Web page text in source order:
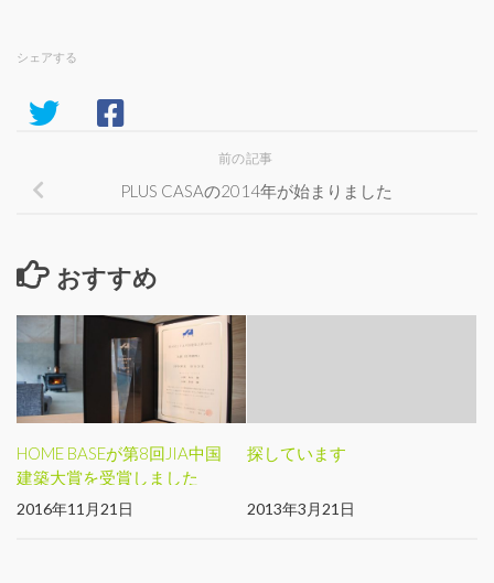
シェアする
前の記事
PLUS CASAの2014年が始まりました
おすすめ
HOME BASEが第8回JIA中国
建築大賞を受賞しました
2016年11月21日
探しています
2013年3月21日